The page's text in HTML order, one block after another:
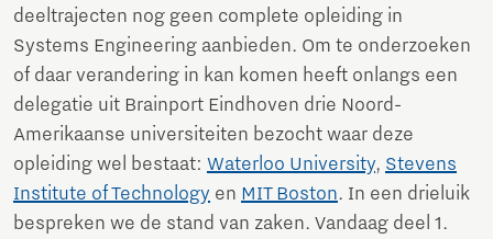
deeltrajecten nog geen complete opleiding in
Systems Engineering aanbieden. Om te onderzoeken
of daar verandering in kan komen heeft onlangs een
delegatie uit Brainport Eindhoven drie Noord-
Amerikaanse universiteiten bezocht waar deze
opleiding wel bestaat: Waterloo University, Stevens
Institute of Technology en MIT Boston. In een drieluik
bespreken we de stand van zaken. Vandaag deel 1.